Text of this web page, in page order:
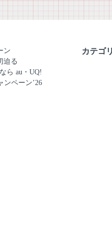
ン
迫る
ら au・UQ!
ンペーン’26
カテゴリ